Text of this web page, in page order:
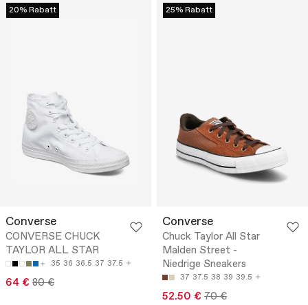
20% Rabatt
Converse
CONVERSE CHUCK
TAYLOR ALL STAR
35 36 36.5 37 37.5
64 € 80 €
25% Rabatt
Converse
Chuck Taylor All Star
Malden Street -
Niedrige Sneakers
37 37.5 38 39 39.5
52.50 € 70 €